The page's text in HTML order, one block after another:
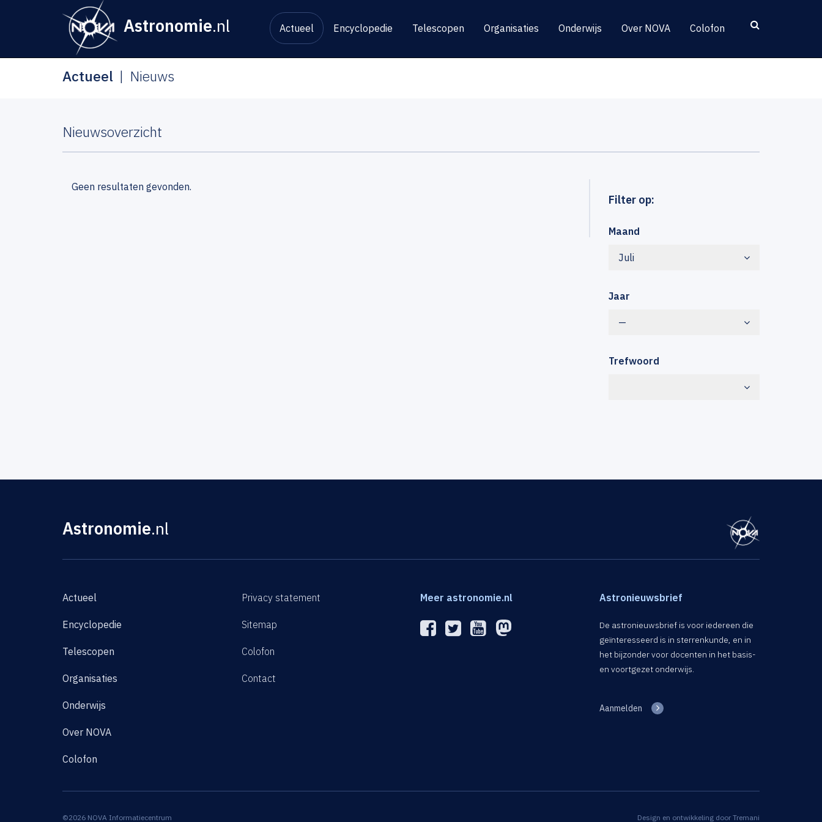
Astronomie.nl Actueel Encyclopedie Telescopen Organisaties Onderwijs Over NOVA Colofon
Actueel Nieuws
Nieuwsoverzicht
Filter op:
Maand
Juli
Jaar
—
Trefwoord
Geen resultaten gevonden.
Astronomie.nl
Actueel
Encyclopedie
Telescopen
Organisaties
Onderwijs
Over NOVA
Colofon
Privacy statement
Sitemap
Colofon
Contact
Meer astronomie.nl Astronieuwsbrief
De astronieuwsbrief is voor iedereen die
geïnteresseerd is in sterrenkunde, en in
het bijzonder voor docenten in het basis-
en voortgezet onderwijs.
Aanmelden
©2026 NOVA Informatiecentrum Design en ontwikkeling door Tremani